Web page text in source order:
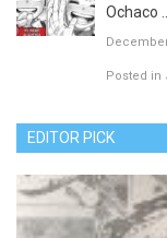
Ochaco
Posted in
EDITOR PICK